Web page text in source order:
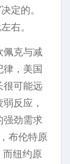
定的。
右。
佩克与减
律，美国
很可能远
反应，
强劲需求
布伦特原
而纽约原